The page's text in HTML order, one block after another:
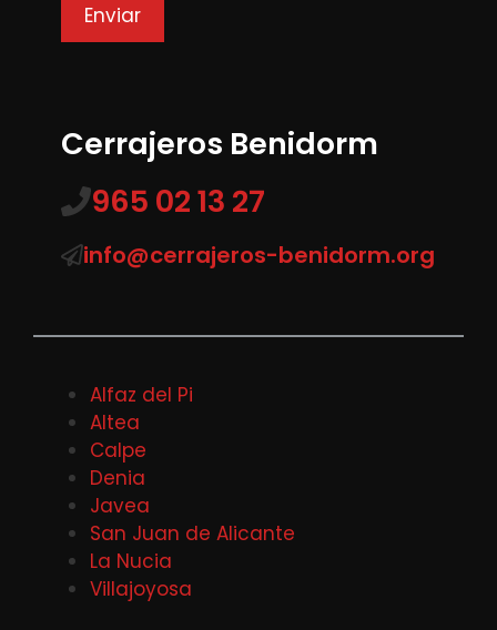
Cerrajeros Benidorm
965 02 13 27
info@cerrajeros-benidorm.org
Alfaz del Pi
Altea
Calpe
Denia
Javea
San Juan de Alicante
La Nucia
Villajoyosa